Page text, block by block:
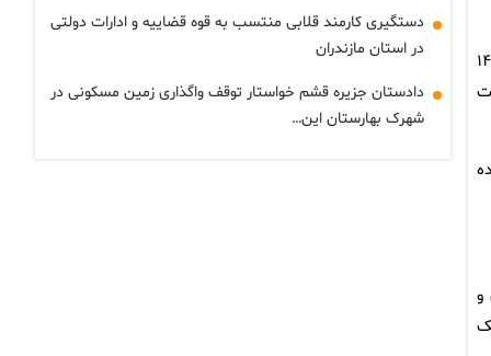
مسکن در استان، گفت: بانک مسکن تا کنون ۸۴۵ پروژه، در قالب ۶ هزار و ۱۴۱
و
دستگیری کارمند قلابی منتسب به قوه قضاییه و ادارات دولتی
در استان مازندران
دادستان جزیره قشم خواستار توقف واگذاری زمین مسکونی در
شهرک بهارستان این…